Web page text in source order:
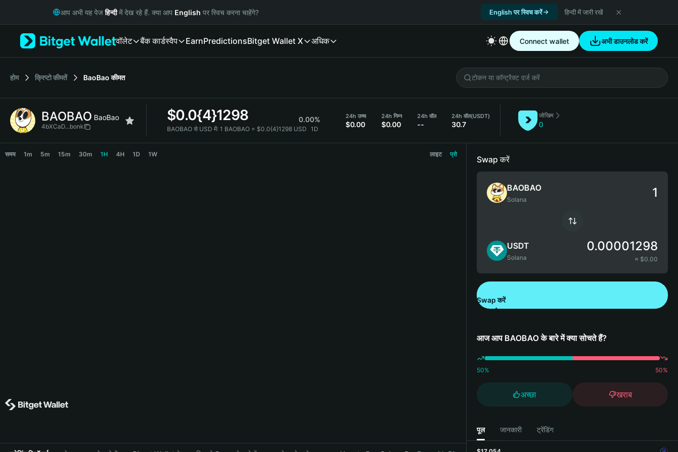
Русский
Italiano
简体中文
繁體中文
Bahasa Indonesia
आप अभी यह पेजहिन्दीमें देख रहे हैं. क्या आप English पर स्विच करना चाहेंगे? English पर स्विच करें हिन्दी में जारी रखें
वॉलेट बैंक कार्डस्वैप EarnPredictionsBitget Wallet X अधिक Connect wallet अभी डाउनलोड करें
होम क्रिप्टो कीमतें BaoBao कीमत
BAOBAO BaoBao
4bXCaD...bonk
$0.0{4}1298 0.00%
BAOBAO से USD में: 1 BAOBAO = $0.0{4}1298 USD 1D
24h उच्च
$0.00
24h निम्न
$0.00
24h वॉल
--
24h वॉल(USDT)
30.7
जोखिम
0
समय 1m 5m 15m 30m 1H 4H 1D 1W लाइट प्रो
Swap करें
BAOBAO
Solana
USDT
Solana
0.00001298
≈ $0.00
Swap करें
आज आप BAOBAO के बारे में क्या सोचते हैं?
50% 50%
अच्छा खराब
पूल जानकारी ट्रेंडिंग